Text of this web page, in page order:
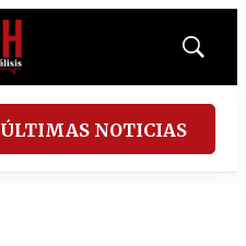
Mostrar
ÚLTIMAS NOTICIAS